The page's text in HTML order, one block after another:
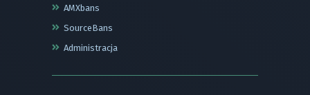
AMXbans
SourceBans
Administracja